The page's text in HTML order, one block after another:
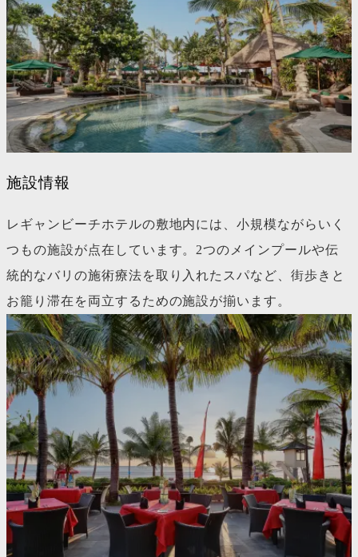
施設情報
レギャンビーチホテルの敷地内には、小規模ながらいく
つもの施設が点在しています。2つのメインプールや伝
統的なバリの施術療法を取り入れたスパなど、街歩きと
お籠り滞在を両立するための施設が揃います。